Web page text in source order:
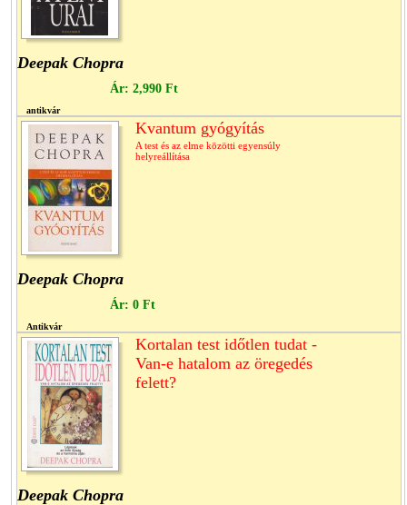
Deepak Chopra
Ár: 2,990 Ft
antikvár
Kvantum gyógyítás
A test és az elme közötti egyensúly
helyreállítása
Deepak Chopra
Ár: 0 Ft
Antikvár
Kortalan test időtlen tudat -
Van-e hatalom az öregedés
felett?
Deepak Chopra